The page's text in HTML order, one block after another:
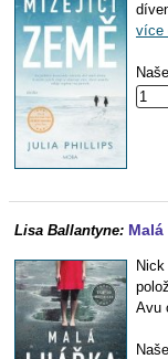
více
Lisa Ballantyne:
Avu